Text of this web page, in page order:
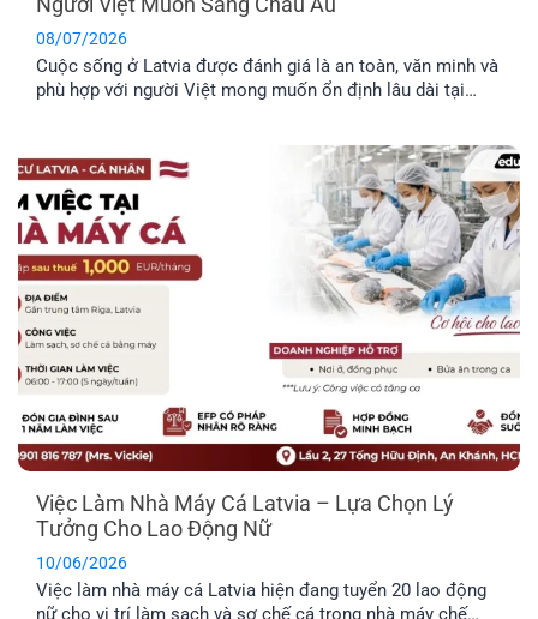
08/07/2026
Cuộc sống ở Latvia được đánh giá là an toàn, văn minh và
phù hợp với người Việt mong muốn ổn định lâu dài tại
về môi trường sống, văn hóa và phúc lợi dành riêng cho
công dân.
Việc Làm Nhà Máy Cá Latvia – Lựa Chọn Lý
Tưởng Cho Lao Động Nữ
10/06/2026
Việc làm nhà máy cá Latvia hiện đang tuyển 20 lao động
nữ cho vị trí làm sạch và sơ chế cá trong nhà máy chế